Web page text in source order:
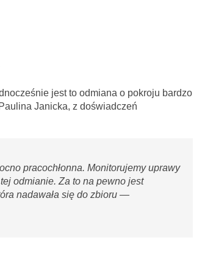
jest to odmiana o pokroju bardzo
Janicka, z doświadczeń
pracochłonna. Monitorujemy uprawy
odmianie. Za to na pewno jest
nadawała się do zbioru —